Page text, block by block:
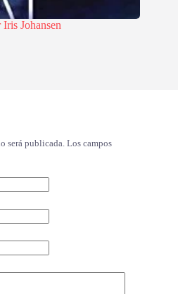
Iris Johansen
será publicada. Los campos